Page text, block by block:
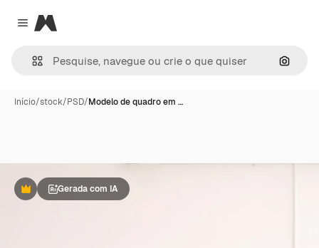
Close menu
Magnific
Início/stock/PSD/Modelo de quadro em …
PremiumGerada com IA